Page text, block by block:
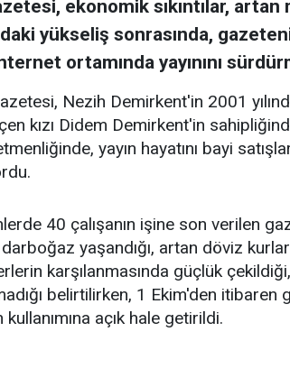
ekonomik sıkıntılar,
yükseliş sonrasında,
ortamında yayınını
Nezih Demirkent'in 2001
kızı Didem Demirkent'in
yayın hayatını bayi
40 çalışanın işine son verilen
yaşandığı, artan döviz
karşılanmasında güçlük çekildiği,
belirtilirken, 1 Ekim'den
açık hale getirildi.